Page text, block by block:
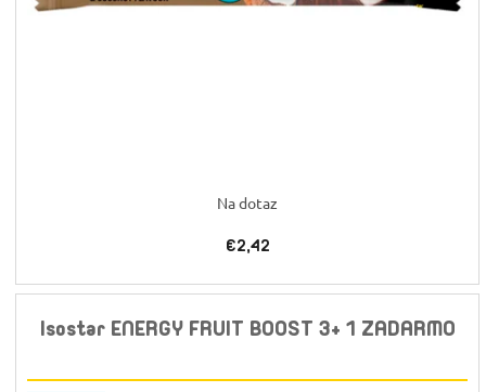
Na dotaz
€2,42
Isostar ENERGY FRUIT BOOST 3+ 1 ZADARMO